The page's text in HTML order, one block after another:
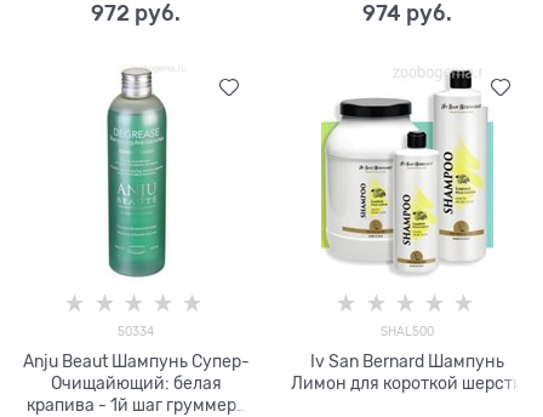
972 руб. 974 руб.
50334
Anju Beaut Шампунь Супер-
Очищайющий: белая
крапива - 1й шаг груммера
SHAL500
Iv San Bernard Шампунь
Лимон для короткой шерсти